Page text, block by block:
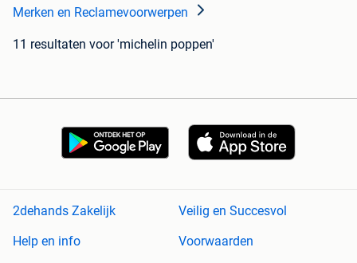
Merken en Reclamevoorwerpen
11 resultaten voor 'michelin poppen'
2dehands Zakelijk
Veilig en Succesvol
Help en info
Voorwaarden